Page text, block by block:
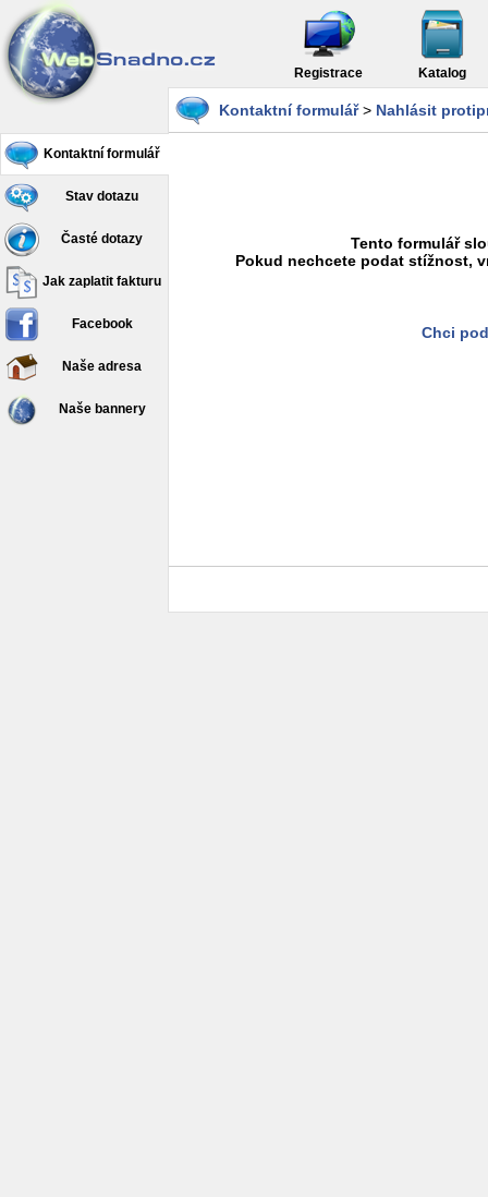
Registrace Katalog
Kontaktní formulář
Stav dotazu
Časté dotazy
Jak zaplatit fakturu
Facebook
Naše adresa
Naše bannery
Kontaktní formulář> Nahlásit
Tento formulář
Pokud nechcete podat stížnost,
Chci